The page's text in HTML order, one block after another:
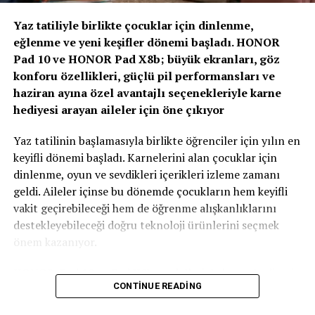
Zirvenin dijitalleşme ve veri odaklı müşteri yönetimi
başlıklı oturumlarında, yapay zeka ve büyük verinin
sigortacılıkta karar alma süreçlerindeki etkisi ele alındı.
AXA Türkiye Satış, Kurumsal İletişim ve Sağlık
Başkanı Sanem Çıngay Buçukoğlu: “Önümüzdeki
daha anlamlı müşteri deneyimlerine dönüştürebilmek
olacak. Yapay zeka bize güçlü araçlar sunuyor; ancak
müşteri güvenini inşa eden temel değerler hâlâ şeffaflık,
tutarlılık ve uzun vadeli ilişki kurabilme becerisidir.
Teknolojinin sağladığı hız ve verimliliği, “Empati
Güvencesi” yaklaşımımızı da arkamıza alarak
Sigortacılığın tarihsel olarak her zaman veri odaklı bir
Yaz tatiliyle birlikte çocuklar için dinlenme,
eğlenme ve yeni keşifler dönemi başladı. HONOR
Pad 10 ve HONOR Pad X8b; büyük ekranları, göz
konforu özellikleri, güçlü pil performansları ve
haziran ayına özel avantajlı seçenekleriyle karne
hediyesi arayan aileler için öne çıkıyor
Yaz tatilinin başlamasıyla birlikte öğrenciler için yılın en
keyifli dönemi başladı. Karnelerini alan çocuklar için
dinlenme, oyun ve sevdikleri içerikleri izleme zamanı
geldi. Aileler içinse bu dönemde çocukların hem keyifli
vakit geçirebileceği hem de öğrenme alışkanlıklarını
destekleyebileceği doğru teknoloji ürünlerini seçmek
önem kazanıyor.
HONOR, Pad 10 ve Pad X8b modelleriyle karne hediyesi
arayan ailelere özel kampanyalarla güçlü tablet
CONTINUE READING